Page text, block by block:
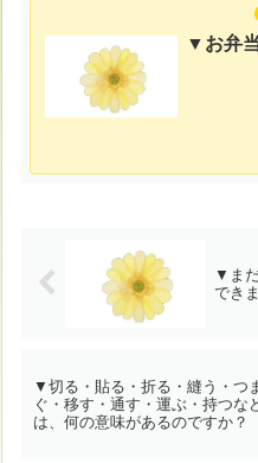
▼お弁
▼ま
でき
▼切る・貼る・折る・縫う・つ
ぐ・移す・通す・運ぶ・持つな
は、何の意味があるのですか？